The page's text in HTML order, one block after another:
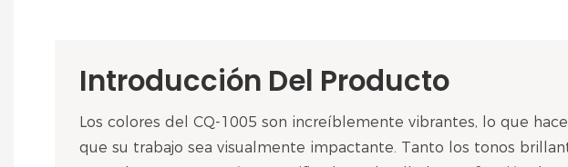
Introducción Del Producto
Los colores del CQ-1005 son increíblemente vibrantes, lo que hace
que su trabajo sea visualmente impactante. Tanto los tonos